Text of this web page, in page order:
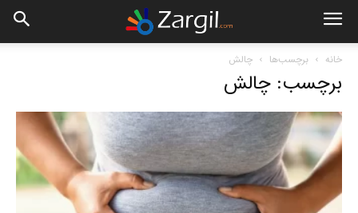
خانه برچسب‌ها چالش
برچسب: چالش